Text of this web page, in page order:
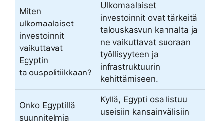
Miten
ulkomaalaiset
investoinnit
vaikuttavat
Egyptin
talouspolitiikkaan?
Ulkomaalaiset
investoinnit ovat tärkeitä
talouskasvun kannalta ja
ne vaikuttavat suoraan
työllisyyteen ja
infrastruktuurin
kehittämiseen.
Onko Egyptillä
suunnitelmia
Kyllä, Egypti osallistuu
useisiin kansainvälisiin